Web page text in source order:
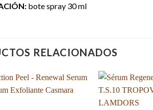
bote spray 30 ml
RELACIONADOS